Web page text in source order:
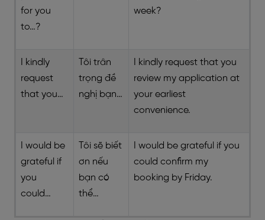
for you
to…?
week?
I kindly
request
that you…
Tôi trân
trọng đề
nghị bạn…
I kindly request that you
review my application at
your earliest
convenience.
I would be
grateful if
you
could…
Tôi sẽ biết
ơn nếu
bạn có
thể…
I would be grateful if you
could confirm my
booking by Friday.